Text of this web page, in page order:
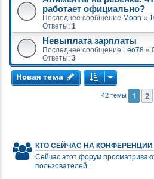
работает официально?
Последнее сообщение Moon «
Ответы: 1
Невыплата зарплаты
Последнее сообщение Leo78 «
Ответы: 3
Новая тема
42 темы 1 2
КТО СЕЙЧАС НА КОНФЕРЕНЦИИ
Сейчас этот форум
пользователей